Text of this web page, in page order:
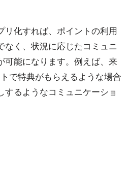
リ化すれば、ポイントの利用
なく、状況に応じたコミュニ
可能になります。例えば、来
で特典がもらえるような場合
するようなコミュニケーショ